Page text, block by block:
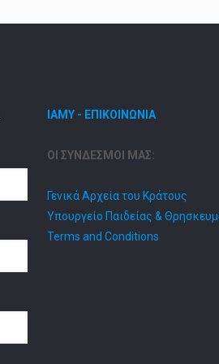
ΙΑΜΥ - ΕΠΙΚΟΙΝΩΝΙΑ
ΟΙ ΣΥΝΔΕΣΜΟΙ ΜΑΣ:
Γενικά Αρχεία του Κράτους
Υπουργείο Παιδείας &
Terms and Conditions